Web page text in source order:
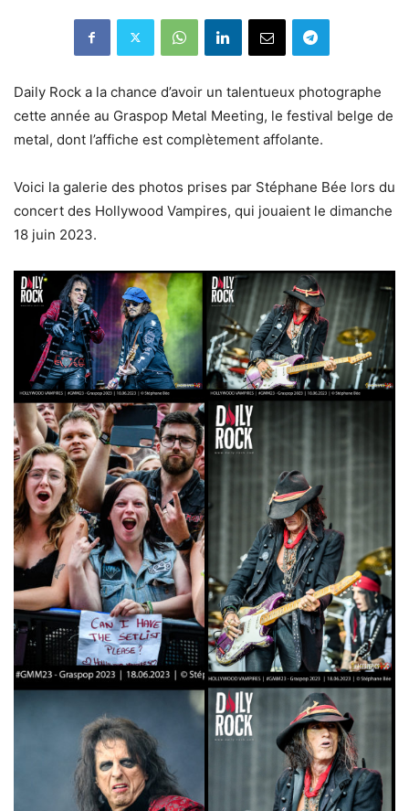
Daily Rock a la chance d’avoir un talentueux photographe
cette année au Graspop Metal Meeting, le festival belge de
metal, dont l’affiche est complètement affolante.
Voici la galerie des photos prises par Stéphane Bée lors du
concert des Hollywood Vampires, qui jouaient le dimanche
18 juin 2023.